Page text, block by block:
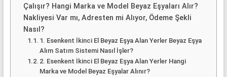
Çalışır? Hangi Marka ve Model Beyaz Eşyaları Alır?
Nakliyesi Var mı, Adresten mi Alıyor, Ödeme Şekli
Nasıl?
1. Esenkent İkinci El Beyaz Eşya Alan Yerler Beyaz Eşya
Alım Satım Sistemi Nasıl İşler?
2. Esenkent İkinci El Beyaz Eşya Alan Yerler Hangi
Marka ve Model Beyaz Eşyalar Alınır?